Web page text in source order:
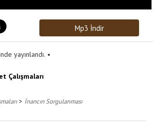
Mp3 İndir
yayınlandı.
Çalışmaları
> İnancın Sorgulanması